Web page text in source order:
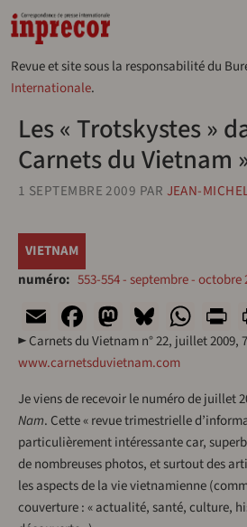
Aller au contenu principal
Revue et site sous la responsabilité du
Internationale.
Les « Trotskystes »
Carnets du Vietnam
1 SEPTEMBRE 2009 PAR JEAN-
VIETNAM
numéro
553-554 - septembre - octobre
EmailFacebook
Mastodon
► Carnets du Vietnam n° 22, juillet 2009,
www.carnetsduvietnam.com
Je viens de recevoir le numéro de juillet
Nam. Cette « revue trimestrielle
particulièrement intéressante car,
de nombreuses photos, et surtout des
les aspects de la vie vietnamienne
couverture : « actualité, santé, culture,